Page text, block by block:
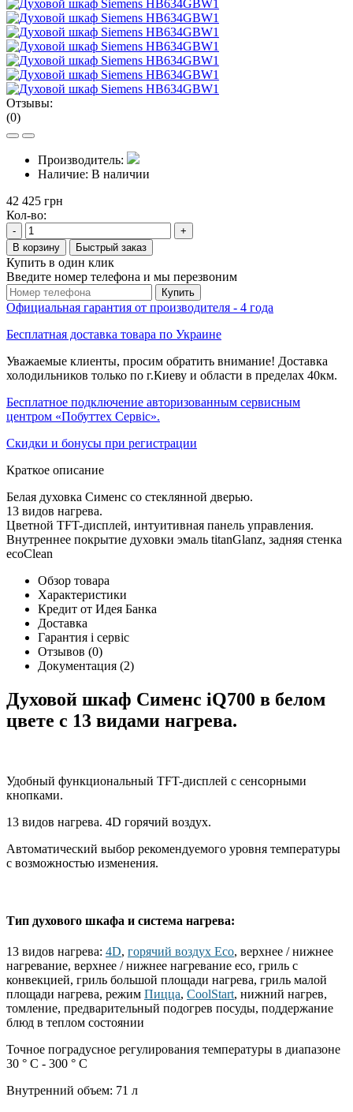
Отзывы:
(0)
Производитель:
Наличие: В наличии
42 425 грн
Кол-во:
-
+
В корзину
Быстрый заказ
Купить в один клик
Введите номер телефона и мы перезвоним
Купить
Официальная гарантия от производителя - 4 года
Бесплатная доставка товара по Украине
Уважаемые клиенты, просим обратить внимание! Доставка
холодильников только по г.Киеву и области в пределах 40км.
Бесплатное подключение авторизованным сервисным
центром «Побуттех Сервіс».
Скидки и бонусы при регистрации
Краткое описание
Белая духовка Сименс со стеклянной дверью.
13 видов нагрева.
Цветной TFT-дисплей, интуитивная панель управления.
Внутреннее покрытие духовки эмаль titanGlanz, задняя стенка
ecoClean
Обзор товара
Характеристики
Кредит от Идея Банка
Доставка
Гарантия і сервіс
Отзывов (0)
Документация (2)
Духовой шкаф Сименс iQ700 в белом
цвете с 13 видами нагрева.
Удобный функциональный TFT-дисплей с сенсорными
кнопками.
13 видов нагрева. 4D горячий воздух.
Автоматический выбор рекомендуемого уровня температуры
с возможностью изменения.
Тип духового шкафа и система нагрева:
13 видов нагрева: 4D, горячий воздух Eco, верхнее / нижнее
нагревание, верхнее / нижнее нагревание eco, гриль с
конвекцией, гриль большой площади нагрева, гриль малой
площади нагрева, режим Пицца, CoolStart, нижний нагрев,
томление, предварительный подогрев посуды, поддержание
блюд в теплом состоянии
Точное поградусное регулирования температуры в диапазоне
30 ° C - 300 ° C
Внутренний объем: 71 л